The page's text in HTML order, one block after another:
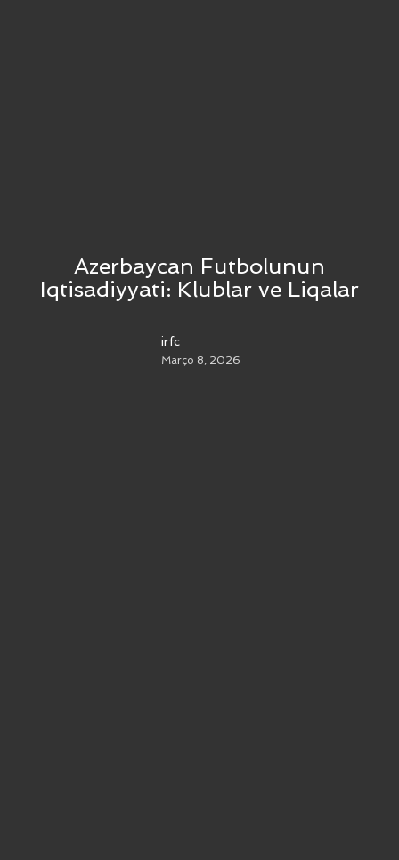
Azerbaycan Futbolunun
Iqtisadiyyati: Klublar ve Liqalar
irfc
Março 8, 2026